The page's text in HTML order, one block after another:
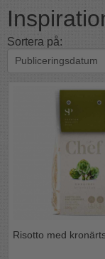
Sortera på:
Risotto med